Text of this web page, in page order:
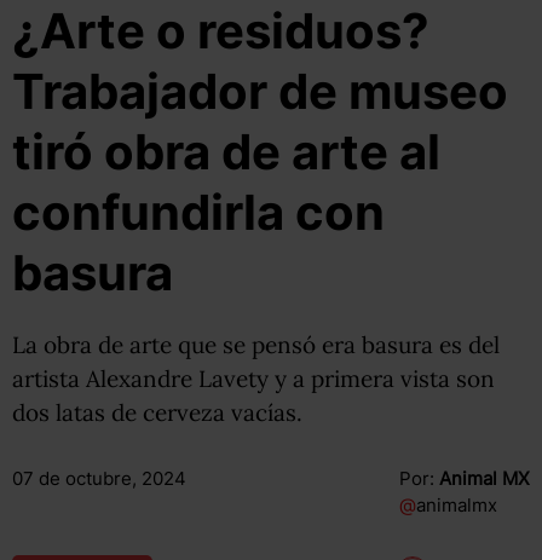
¿Arte o residuos?
Trabajador de museo
tiró obra de arte al
confundirla con
basura
La obra de arte que se pensó era basura es del
artista Alexandre Lavety y a primera vista son
dos latas de cerveza vacías.
07 de octubre, 2024 Por: Animal MX
@animalmx